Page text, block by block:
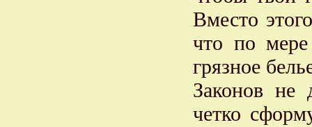
Вместо
что по
грязное
Законов
четко